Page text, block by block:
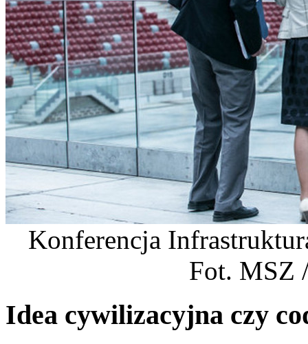
Konferencja
Fot. MSZ
Idea cywilizacyjna czy